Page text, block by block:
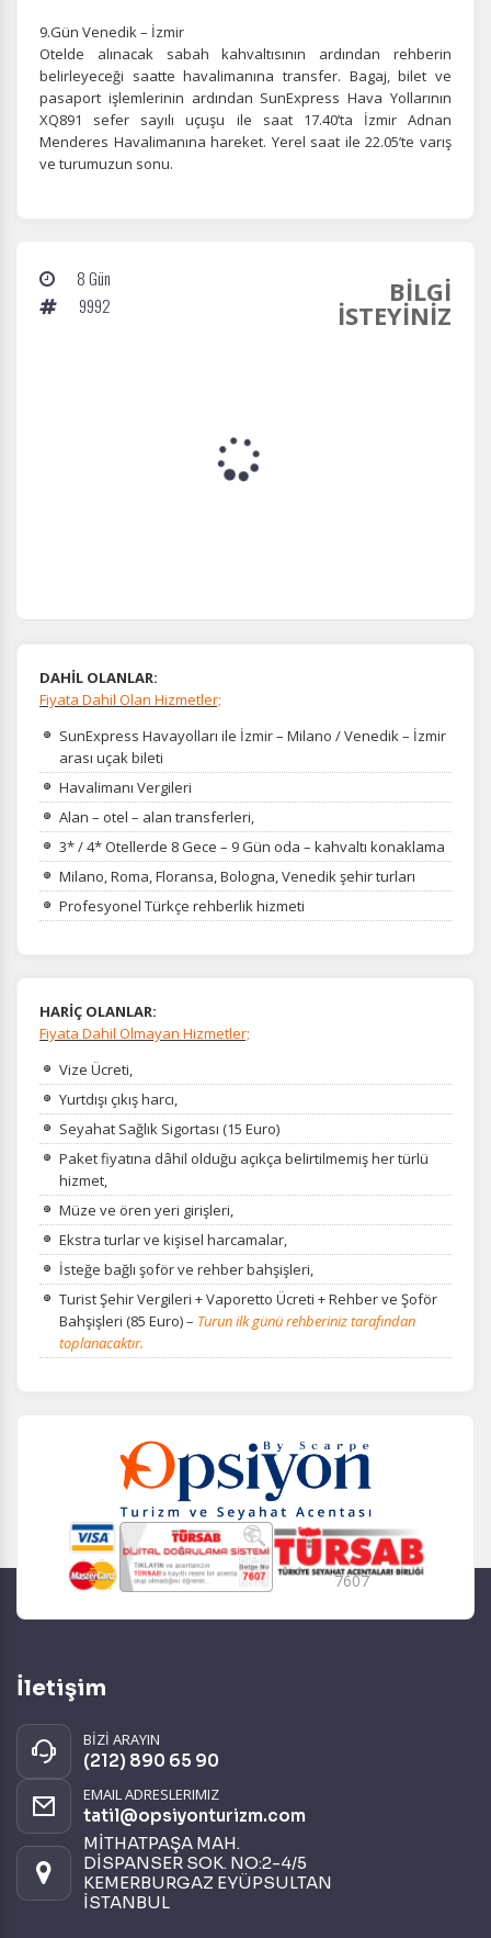
9.Gün Venedik – İzmir
Otelde alınacak sabah kahvaltısının ardından rehberin
belirleyeceği saatte havalimanına transfer. Bagaj, bilet ve
pasaport işlemlerinin ardından SunExpress Hava Yollarının
XQ891 sefer sayılı uçuşu ile saat 17.40’ta İzmir Adnan
Menderes Havalimanına hareket. Yerel saat ile 22.05’te varış
ve turumuzun sonu.
8 Gün
9992
BİLGİ
İSTEYİNİZ
DAHİL OLANLAR:
Fiyata Dahil Olan Hizmetler;
SunExpress Havayolları ile İzmir – Milano / Venedik – İzmir
arası uçak bileti
Havalimanı Vergileri
Alan – otel – alan transferleri,
3* / 4* Otellerde 8 Gece – 9 Gün oda – kahvaltı konaklama
Milano, Roma, Floransa, Bologna, Venedik şehir turları
Profesyonel Türkçe rehberlik hizmeti
HARİÇ OLANLAR:
Fiyata Dahil Olmayan Hizmetler;
Vize Ücreti,
Yurtdışı çıkış harcı,
Seyahat Sağlık Sigortası (15 Euro)
Paket fiyatına dâhil olduğu açıkça belirtilmemiş her türlü
hizmet,
Müze ve ören yeri girişleri,
Ekstra turlar ve kişisel harcamalar,
İsteğe bağlı şoför ve rehber bahşişleri,
Turist Şehir Vergileri + Vaporetto Ücreti + Rehber ve Şoför
Bahşişleri (85 Euro) – Turun ilk günü rehberiniz tarafından
toplanacaktır.
7607
İletişim
BİZİ ARAYIN
(212) 890 65 90
EMAIL ADRESLERIMIZ
tatil@opsiyonturizm.com
MİTHATPAŞA MAH.
DİSPANSER SOK. NO:2-4/5
KEMERBURGAZ EYÜPSULTAN
İSTANBUL